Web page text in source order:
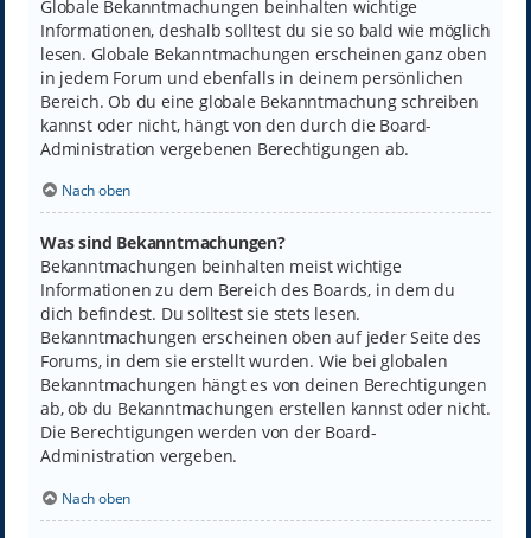
Globale Bekanntmachungen beinhalten wichtige
Informationen, deshalb solltest du sie so bald wie möglich
lesen. Globale Bekanntmachungen erscheinen ganz oben
in jedem Forum und ebenfalls in deinem persönlichen
Bereich. Ob du eine globale Bekanntmachung schreiben
kannst oder nicht, hängt von den durch die Board-
Administration vergebenen Berechtigungen ab.
Nach oben
Was sind Bekanntmachungen?
Bekanntmachungen beinhalten meist wichtige
Informationen zu dem Bereich des Boards, in dem du
dich befindest. Du solltest sie stets lesen.
Bekanntmachungen erscheinen oben auf jeder Seite des
Forums, in dem sie erstellt wurden. Wie bei globalen
Bekanntmachungen hängt es von deinen Berechtigungen
ab, ob du Bekanntmachungen erstellen kannst oder nicht.
Die Berechtigungen werden von der Board-
Administration vergeben.
Nach oben